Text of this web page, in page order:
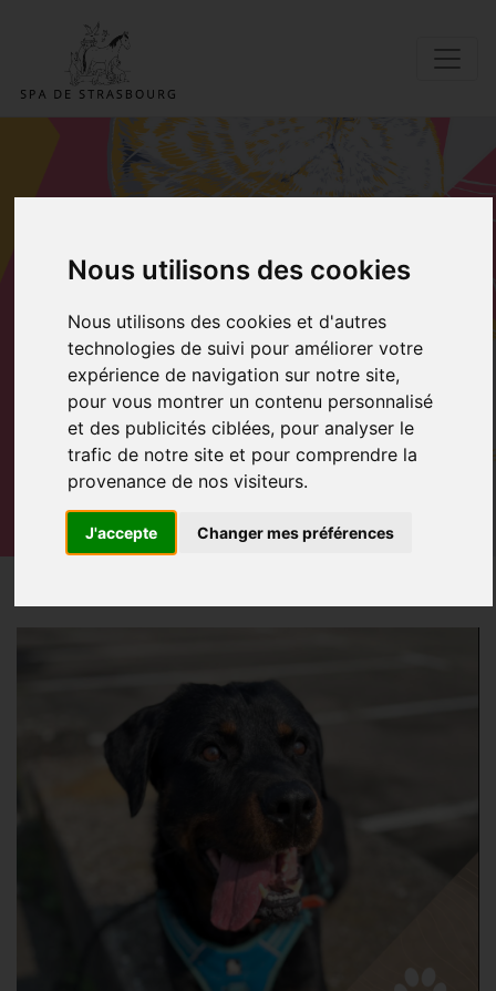
Nous utilisons des cookies
Nous utilisons des cookies et d'autres
technologies de suivi pour améliorer votre
expérience de navigation sur notre site,
pour vous montrer un contenu personnalisé
et des publicités ciblées, pour analyser le
trafic de notre site et pour comprendre la
provenance de nos visiteurs.
J'accepte Changer mes préférences
ADOPTER UN DE
NOS
PENSIONNAIRES
Accueil Adopter Volt